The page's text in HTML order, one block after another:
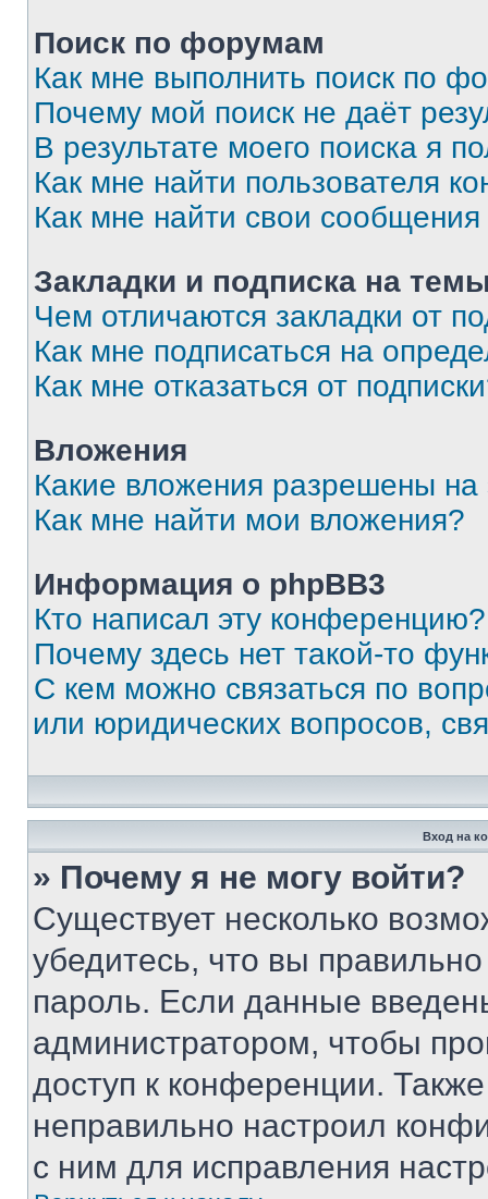
Поиск по форумам
Как мне выполнить поиск по
Почему мой поиск не даёт
В результате моего поиска я
Как мне найти пользователя
Как мне найти свои
Закладки и подписка на
Чем отличаются закладки от
Как мне подписаться на
Как мне отказаться от
Вложения
Какие вложения разрешены
Как мне найти мои вложения?
Информация о phpBB3
Кто написал эту конференцию?
Почему здесь нет такой-то
С кем можно связаться по
или юридических вопросов,
Вход на
» Почему я не могу войти?
Существует несколько
убедитесь, что вы
пароль. Если данные
администратором, чтобы
доступ к конференции.
неправильно настроил
с ним для исправления